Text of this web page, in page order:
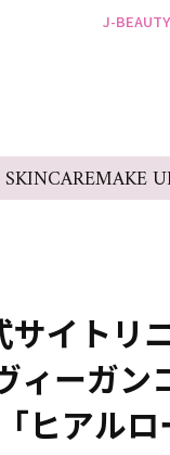
J-BEAUTY
SKINCAREMAKE
イトリ
ーガン
ヒアル